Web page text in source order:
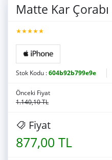
Matte Kar
★★★★★
Stok Kodu :604b92b799e9e
Önceki Fiyat
1.140,10 TL
Fiyat
877,00 TL